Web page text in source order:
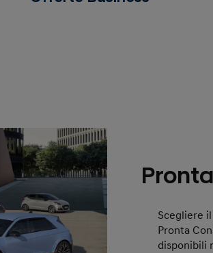
Scegliere
Pronta
disponibili